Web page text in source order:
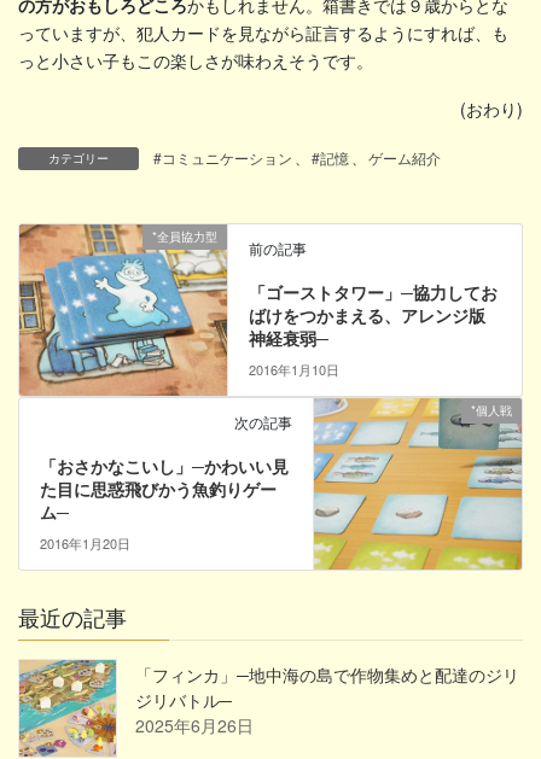
っていますが、犯人カードを見ながら証言するようにすれば、も
っと小さい子もこの楽しさが味わえそうです。
(おわり)
カテゴリー #コミュニケーション #記憶 ゲーム紹介
*全員協力型
前の記事
「ゴーストタワー」─協力してお
ばけをつかまえる、アレンジ版
神経衰弱─
2016年1月10日
*個人戦
次の記事
「おさかなこいし」─かわいい見
た目に思惑飛びかう魚釣りゲー
ム─
2016年1月20日
最近の記事
「フィンカ」─地中海の島で作物集めと配達のジリ
ジリバトル─
2025年6月26日